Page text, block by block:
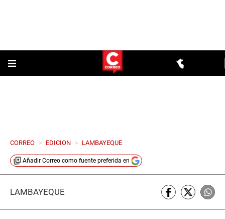
CORREO > EDICION > LAMBAYEQUE
Añadir Correo como fuente preferida en
LAMBAYEQUE